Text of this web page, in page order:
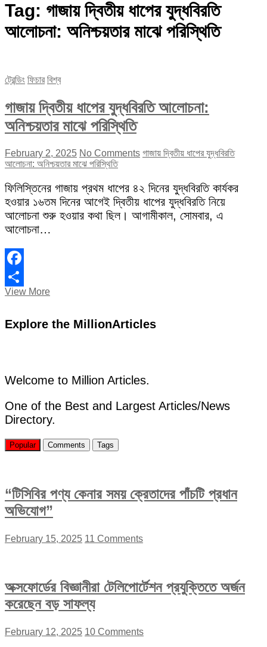
Tag: গাজায় দ্বিতীয় ধাপের যুদ্ধবিরতি
আলোচনা: অনিশ্চয়তার মাঝে পরিস্থিতি
ট্রেন্ডিং ফিচার বিশ্ব
গাজায় দ্বিতীয় ধাপের যুদ্ধবিরতি আলোচনা:
অনিশ্চয়তার মাঝে পরিস্থিতি
February 2, 2025 No Comments গাজায় দ্বিতীয় ধাপের যুদ্ধবিরতি
আলোচনা: অনিশ্চয়তার মাঝে পরিস্থিতি
ফিলিস্তিনের গাজায় প্রথম ধাপের ৪২ দিনের যুদ্ধবিরতি কার্যকর
হওয়ার ১৬তম দিনের আগেই দ্বিতীয় ধাপের যুদ্ধবিরতি নিয়ে
আলোচনা শুরু হওয়ার কথা ছিল। আগামীকাল, সোমবার, এ
আলোচনা…
Facebook
Share
View Moreগাজায়
যুদ্ধবিরতি
Explore the MillionArticles
Welcome to Million Articles.
One of the Best and Largest Articles/News
Directory.
Popular Comments Tags
“টিসিবির পণ্য কেনার সময় ক্রেতাদের পাঁচটি প্রধান
অভিযোগ”
February 15, 2025 11 Comments
অক্সফোর্ডের বিজ্ঞানীরা টেলিপোর্টেশন প্রযুক্তিতে অর্জন
করেছেন বড় সাফল্য
February 12, 2025 10 Comments